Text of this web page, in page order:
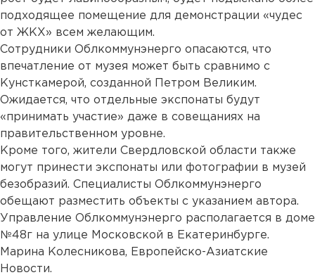
подходящее помещение для демонстрации «чудес
от ЖКХ» всем желающим.
Сотрудники Облкоммунэнерго опасаются, что
впечатление от музея может быть сравнимо с
Кунсткамерой, созданной Петром Великим.
Ожидается, что отдельные экспонаты будут
«принимать участие» даже в совещаниях на
правительственном уровне.
Кроме того, жители Свердловской области также
могут принести экспонаты или фотографии в музей
безобразий. Специалисты Облкоммунэнерго
обещают разместить объекты с указанием автора.
Управление Облкоммунэнерго располагается в доме
№48г на улице Московской в Екатеринбурге.
Марина Колесникова, Европейско-Азиатские
Новости.